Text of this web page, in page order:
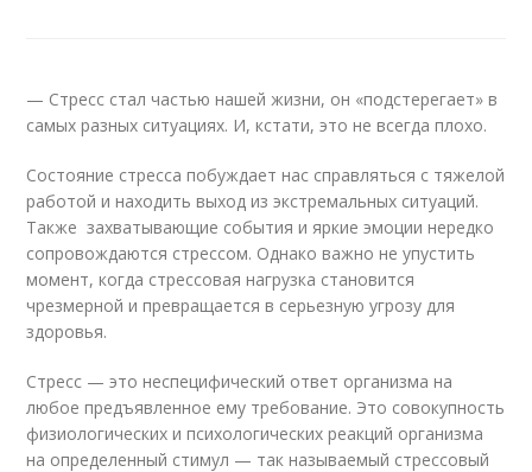
— Стресс стал частью нашей жизни, он «подстерегает» в
самых разных ситуациях. И, кстати, это не всегда плохо.
Состояние стресса побуждает нас справляться с тяжелой
работой и находить выход из экстремальных ситуаций.
Также захватывающие события и яркие эмоции нередко
сопровождаются стрессом. Однако важно не упустить
момент, когда стрессовая нагрузка становится
чрезмерной и превращается в серьезную угрозу для
здоровья.
Стресс — это неспецифический ответ организма на
любое предъявленное ему требование. Это совокупность
физиологических и психологических реакций организма
на определенный стимул — так называемый стрессовый